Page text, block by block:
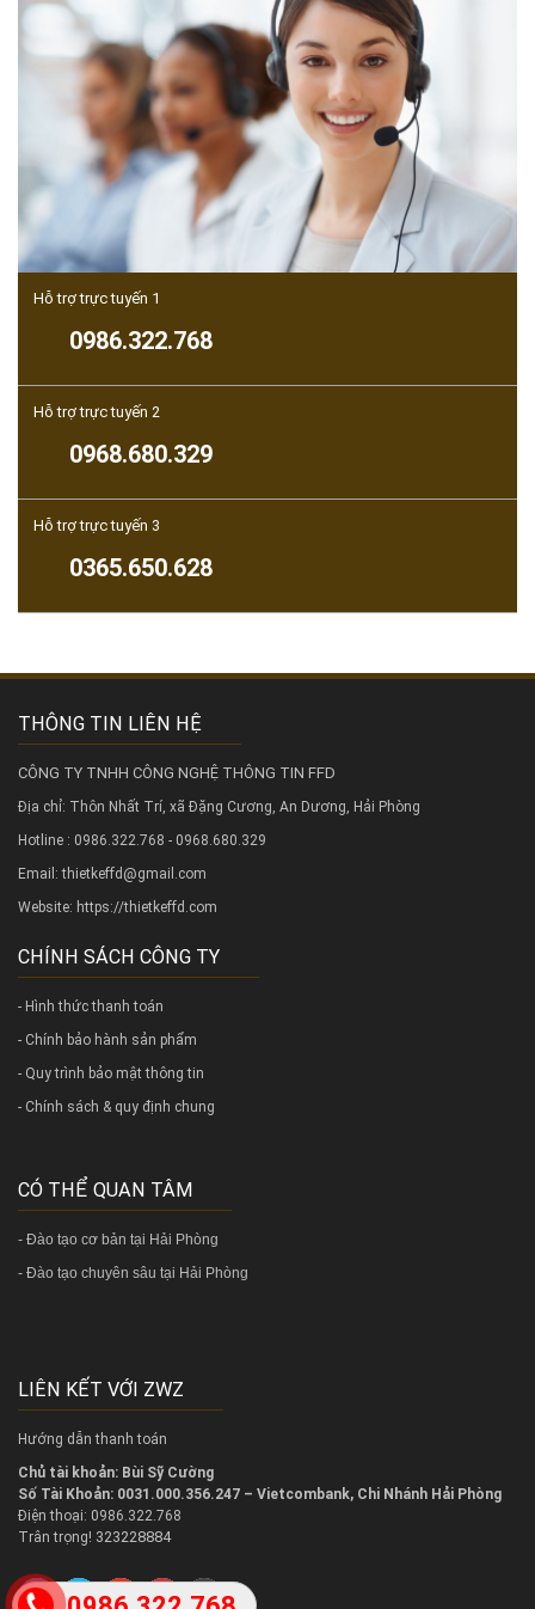
Hỗ trợ trực tuyến 1
0986.322.768
Hỗ trợ trực tuyến 2
0968.680.329
Hỗ trợ trực tuyến 3
0365.650.628
THÔNG TIN LIÊN HỆ
CÔNG TY TNHH CÔNG NGHỆ THÔNG TIN FFD
Địa chỉ: Thôn Nhất Trí, xã Đặng Cương, An Dương, Hải Phòng
Hotline : 0986.322.768 - 0968.680.329
Email: thietkeffd@gmail.com
Website: https://thietkeffd.com
CHÍNH SÁCH CÔNG TY
- Hình thức thanh toán
- Chính bảo hành sản phẩm
- Quy trình bảo mật thông tin
- Chính sách & quy định chung
CÓ THỂ QUAN TÂM
- Đào tạo cơ bản tại Hải Phòng
- Đào tạo chuyên sâu tại Hải Phòng
LIÊN KẾT VỚI ZWZ
Hướng dẫn thanh toán
Chủ tài khoản: Bùi Sỹ Cường
Số Tài Khoản: 0031.000.356.247 – Vietcombank, Chi Nhánh Hải Phòng
Điện thoại: 0986.322.768
Trân trọng! 323228884